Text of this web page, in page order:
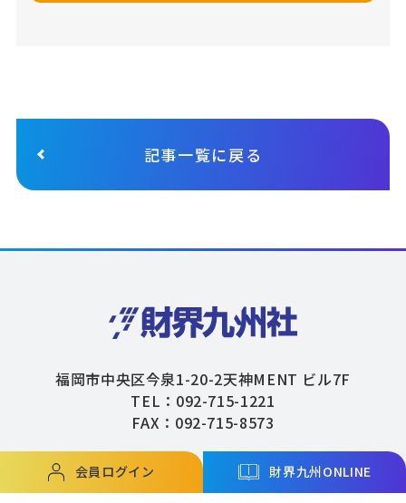
記事一覧に戻る
会員ログイン 財界九州ONLINE
福岡市中央区今泉1-20-2天神MENT ビル7F
TEL：092-715-1221
FAX：092-715-8573
Copyright © ZAIKAIKYUSHU Co,.Ltd. All Rights Reserved.